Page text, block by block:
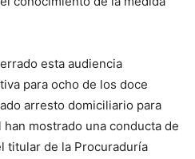
esta audiencia
para ocho de los doce
arresto domiciliario para
mostrado una conducta de
titular de la Procuraduría